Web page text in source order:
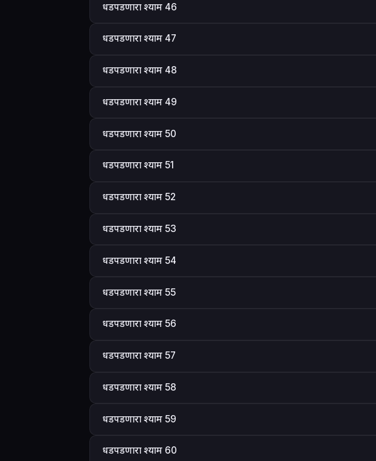
धडपडणारा श्याम 46
धडपडणारा श्याम 47
धडपडणारा श्याम 48
धडपडणारा श्याम 49
धडपडणारा श्याम 50
धडपडणारा श्याम 51
धडपडणारा श्याम 52
धडपडणारा श्याम 53
धडपडणारा श्याम 54
धडपडणारा श्याम 55
धडपडणारा श्याम 56
धडपडणारा श्याम 57
धडपडणारा श्याम 58
धडपडणारा श्याम 59
धडपडणारा श्याम 60